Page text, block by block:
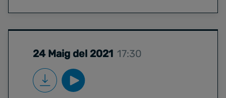
24 Maig del 2021 17:30